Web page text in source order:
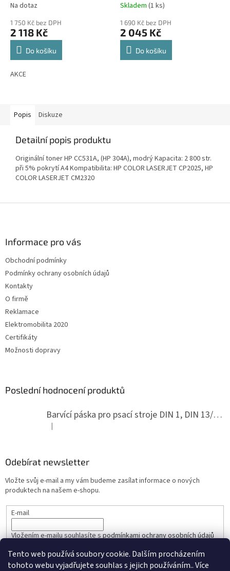
Tento web používá soubory cookie. Dalším procházením
tohoto webu vyjadřujete souhlas s jejich používáním.. Více
Na dotaz
1 750 Kč bez DPH
2 118 Kč
Do košíku
AKCE
Skladem (1 ks)
1 690 Kč bez DPH
2 045 Kč
Do košíku
Popis Diskuze
Detailní popis produktu
Originální toner HP CC531A, (HP 304A), modrý Kapacita: 2 800 str.
při 5% pokrytí A4 Kompatibilita: HP COLOR LASERJET CP2025, HP
COLOR LASERJET CM2320
Informace pro vás
Obchodní podmínky
Podmínky ochrany osobních údajů
Kontakty
O firmě
Reklamace
Elektromobilita 2020
Certifikáty
Možnosti dopravy
Poslední hodnocení produktů
Barvící páska pro psací stroje DIN 1, DIN 13/10, LAND, PA červenočerná
Hodnocení produktu je 5 z 5 hvězdiček.
|
Odebírat newsletter
Vložte svůj e-mail a my vám budeme zasílat informace o nových
produktech na našem e-shopu.
E-mail
Vložením e-mailu souhlasíte spodmínkami ochrany osobních údajů
PŘIHLÁSIT SE